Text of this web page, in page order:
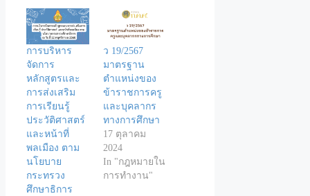
การบริหาร
จัดการ
หลักสูตรและ
การส่งเสริม
การเรียนรู้
ประวัติศาสตร์
และหน้าที่
พลเมือง ตาม
นโยบาย
กระทรวง
ศึกษาธิการ
ว 19/2567
มาตรฐาน
ตำแหน่งของ
ข้าราชการครู
และบุคลากร
ทางการศึกษา
17 ตุลาคม
2024
In "กฎหมายใน
การทำงาน"